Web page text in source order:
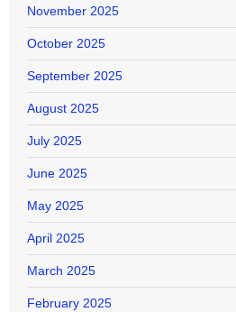
November 2025
October 2025
September 2025
August 2025
July 2025
June 2025
May 2025
April 2025
March 2025
February 2025